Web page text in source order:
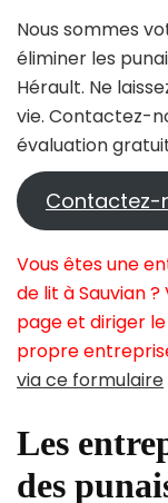
Nous sommes
éliminer les
Hérault. Ne
vie. Contactez-
évaluation
Contactez-
Vous êtes une
de lit à Sauvian
page et diriger
propre
via ce formulaire
Les
des